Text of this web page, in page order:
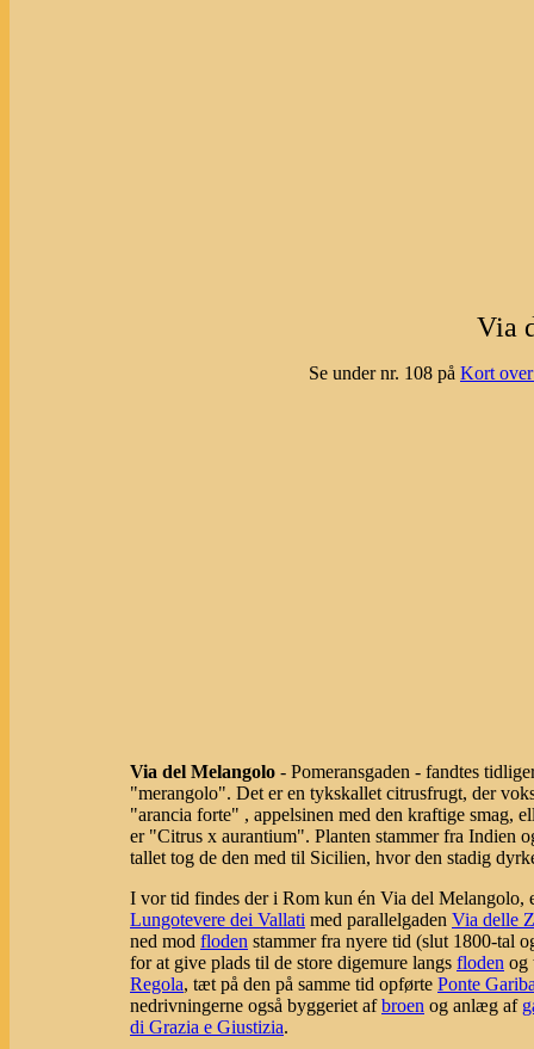
Via
Se under nr. 108 på Kort
Via del Melangolo - Pomeransgaden - fandtes
"merangolo". Det er en tykskallet citrusfrugt, der
"arancia forte" , appelsinen med den kraftige smag,
er "Citrus x aurantium". Planten stammer fra Indien
tallet tog de den med til Sicilien, hvor den stadig
I vor tid findes der i Rom kun én Via del Melangolo,
Lungotevere dei Vallati med parallelgaden Via delle
ned mod floden stammer fra nyere tid (slut 1800-tal
for at give plads til de store digemure langs floden og
Regola, tæt på den på samme tid opførte Ponte
nedrivningerne også byggeriet afbroen og anlæg af
di Grazia e Giustizia.